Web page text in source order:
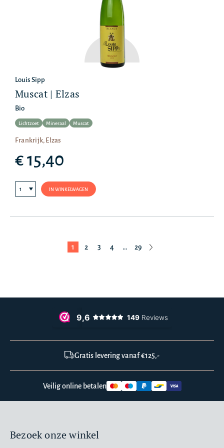
Louis Sipp
Muscat | Elzas
Bio
Lichtzoet Mineraal Muscat
Frankrijk, Elzas
€ 15,40
IN WINKELWAGEN
1 2 3 4 … 29
Gratis levering vanaf €125,-
Veilig online betalen
Bezoek onze winkel